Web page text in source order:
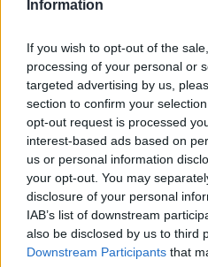
Information
If you wish to opt-out of the
processing of your personal or
targeted advertising by us,
section to confirm your
opt-out request is processed
interest-based ads based on
us or personal information
your opt-out. You may
disclosure of your personal
IAB’s list of downstream
also be disclosed by us to third
Downstream Participants that
ζητούν οι έμποροι από την
06.08.2026 - 10:45
Ευρώπη: Μπορεί η κλιματική
ενεργειακή κρίση;
06.08.2026 - 09:15
Στέλιος Λιανός –
06.08.2026 - 08:40
Η γαλλική «ψήφος» στο
ελληνικές τράπεζες